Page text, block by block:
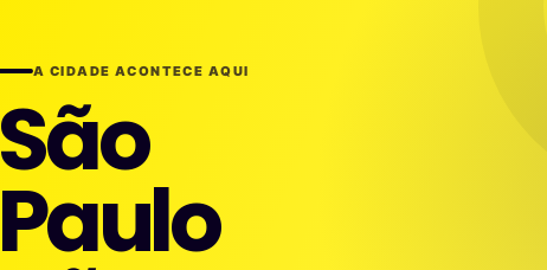
A CIDADE ACONTECE AQUI
São
Paulo